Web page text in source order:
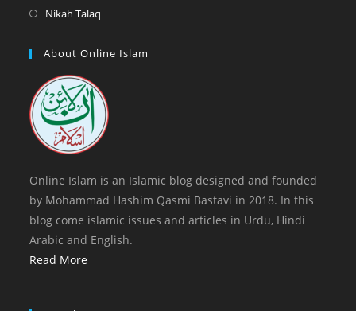
tab
in
new
Nikah Talaq
a
tab
About Online Islam
Online Islam is an Islamic blog designed and founded
by Mohammad Hashim Qasmi Bastavi in 2018. In this
blog come islamic issues and articles in Urdu, Hindi
Arabic and English.
Read More